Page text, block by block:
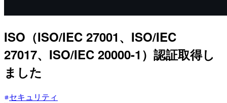
ISO（ISO/IEC 27001、ISO/IEC
27017、ISO/IEC 20000-1）認証取得し
ました
セキュリティ